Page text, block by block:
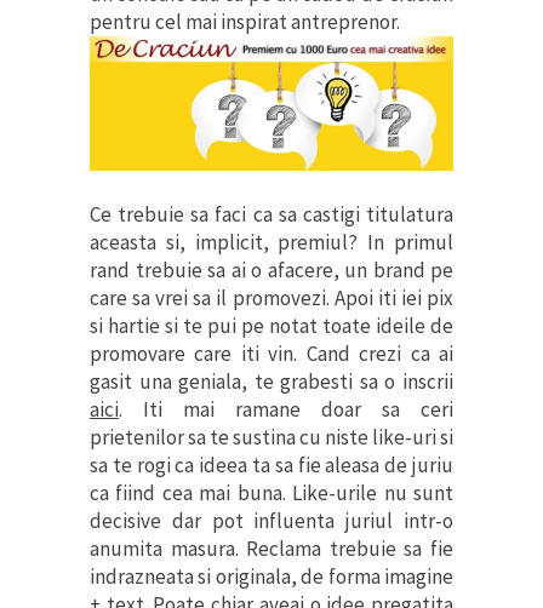
pentru cel mai inspirat antreprenor.
Ce trebuie sa faci ca sa castigi titulatura
aceasta si, implicit, premiul? In primul
rand trebuie sa ai o afacere, un brand pe
care sa vrei sa il promovezi. Apoi iti iei pix
si hartie si te pui pe notat toate ideile de
promovare care iti vin. Cand crezi ca ai
gasit una geniala, te grabesti sa o inscrii
aici. Iti mai ramane doar sa ceri
prietenilor sa te sustina cu niste like-uri si
sa te rogi ca ideea ta sa fie aleasa de juriu
ca fiind cea mai buna. Like-urile nu sunt
decisive dar pot influenta juriul intr-o
anumita masura. Reclama trebuie sa fie
indrazneata si originala, de forma imagine